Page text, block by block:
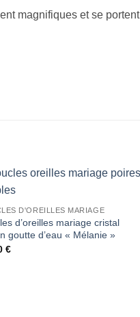
magnifiques et se portent
D'OREILLES MARIAGE
d’oreilles mariage cristal
goutte d’eau « Mélanie »
€